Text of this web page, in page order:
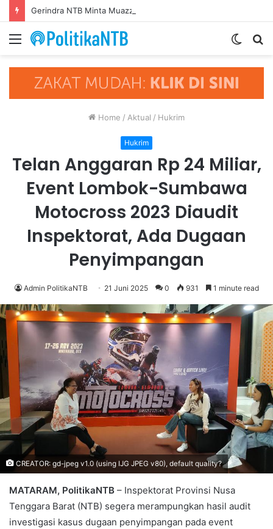
Menu
Switch
Home / Aktual / Hukrim
Hukrim
Telan Anggaran Rp 24 Miliar,
Event Lombok-Sumbawa
Motocross 2023 Diaudit
Inspektorat, Ada Dugaan
Penyimpangan
Admin PolitikaNTB 21 Juni 2025 0 931 1 minute read
CREATOR: gd-jpeg v1.0 (using IJG JPEG v80), default quality?
MATARAM, PolitikaNTB – Inspektorat Provinsi Nusa
Tenggara Barat (NTB) segera merampungkan hasil audit
investigasi kasus dugaan penyimpangan pada event